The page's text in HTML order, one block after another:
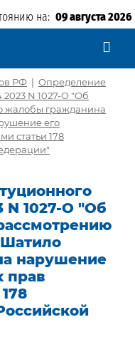
на: 09 августа 2026
РФ | Определение
N 1027-О "Об
жалобы гражданина
его
статьи 178
N 1027-О "Об
нарушение
прав